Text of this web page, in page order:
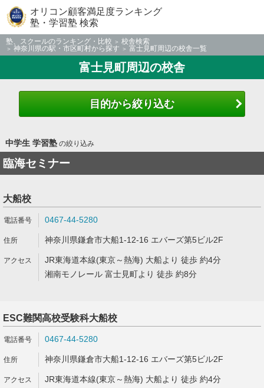
オリコン顧客満足度ランキング
塾・学習塾 検索
塾、スクールのランキング・比較
校舎検索
神奈川県の駅・市区町村から探す
富士見町周辺の校舎一覧
富士見町周辺の校舎
目的から絞り込む
中学生 学習塾の絞り込み
臨海セミナー
大船校
0467-44-5280
神奈川県鎌倉市大船1-12-16 エバーズ第5ビル2F
JR東海道本線(東京～熱海) 大船より 徒歩 約4分
湘南モノレール 富士見町より 徒歩 約8分
ESC難関高校受験科大船校
0467-44-5280
神奈川県鎌倉市大船1-12-16 エバーズ第5ビル2F
JR東海道本線(東京～熱海) 大船より 徒歩 約4分